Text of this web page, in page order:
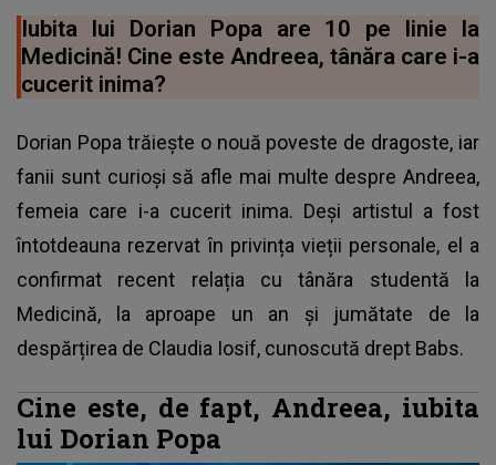
Iubita lui Dorian Popa are 10 pe linie la
Medicină! Cine este Andreea, tânăra care i-a
cucerit inima?
Dorian Popa trăiește o nouă poveste de dragoste, iar
fanii sunt curioși să afle mai multe despre Andreea,
femeia care i-a cucerit inima. Deși artistul a fost
întotdeauna rezervat în privința vieții personale, el a
confirmat recent relația cu tânăra studentă la
Medicină, la aproape un an și jumătate de la
despărțirea de Claudia Iosif, cunoscută drept Babs.
Cine este, de fapt, Andreea, iubita
lui Dorian Popa